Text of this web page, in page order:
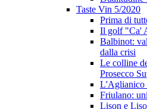
Taste Vin 5/2020
Prima di
Il golf "Ca'
Balbinot:
dalla crisi
Le colline
Prosecco
L'Aglianico
Friulano:
Lison e